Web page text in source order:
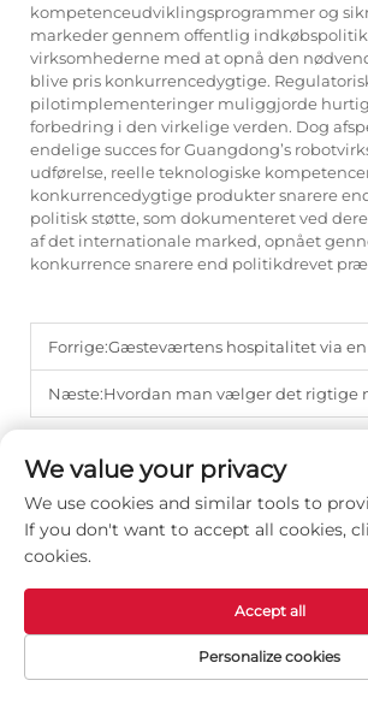
kompetenceudviklingsprogrammer og
markeder gennem offentlig
virksomhederne med at opnå den
blive pris konkurrencedygtige.
pilotimplementeringer muliggjorde
forbedring i den virkelige verden. Dog
endelige succes for Guangdong’s
udførelse, reelle teknologiske
konkurrencedygtige produkter snarere
politisk støtte, som dokumenteret ved
af det internationale marked, opnået
konkurrence snarere end politikdrevet
Forrige:Gæsteværtens hospitalitet via en robot til gæstemodtagelse i
Næste:Hvordan man vælger det rigtige mærke af receptionrobot til
Telefon / WhatsApp / WeChat:
We value your privacy
We use cookies and similar tools to
If you don't want to accept all cookies,
cookies.
Personalize cookies
Accept all